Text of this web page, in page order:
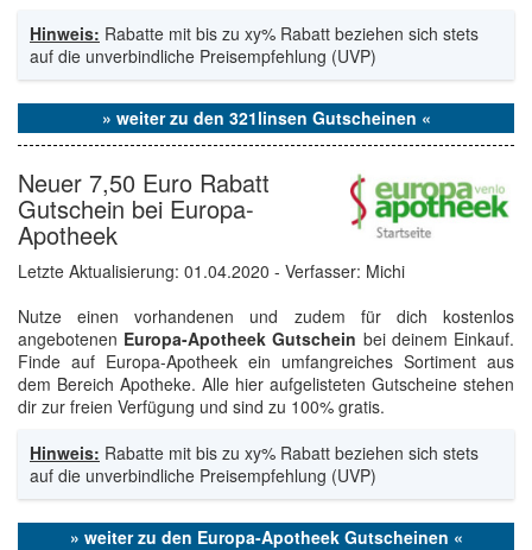
Hinweis: Rabatte mit bis zu xy% Rabatt beziehen sich stets
auf die unverbindliche Preisempfehlung (UVP)
» weiter zu den 321linsen Gutscheinen «
Neuer 7,50 Euro Rabatt
Gutschein bei Europa-
Apotheek
Letzte Aktualisierung: 01.04.2020 - Verfasser: Michi
Nutze einen vorhandenen und zudem für dich kostenlos
angebotenen Europa-Apotheek Gutschein bei deinem Einkauf.
Finde auf Europa-Apotheek ein umfangreiches Sortiment aus
dem Bereich Apotheke. Alle hier aufgelisteten Gutscheine stehen
dir zur freien Verfügung und sind zu 100% gratis.
Hinweis: Rabatte mit bis zu xy% Rabatt beziehen sich stets
auf die unverbindliche Preisempfehlung (UVP)
» weiter zu den Europa-Apotheek Gutscheinen «